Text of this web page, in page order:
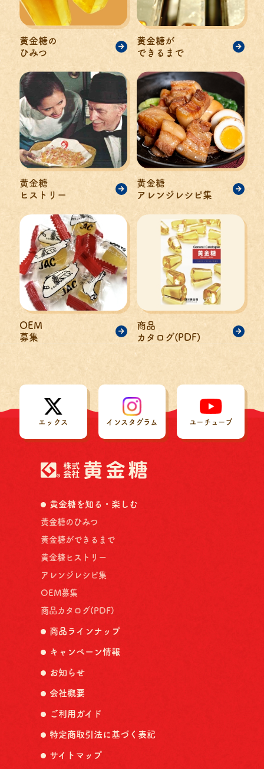
黄金糖の
ひみつ
黄金糖が
できるまで
黄金糖
ヒストリー
黄金糖
アレンジレシピ集
OEM
募集
商品
カタログ(PDF)
エックス インスタグラム ユーチューブ
黄金糖を知る・楽しむ
黄金糖のひみつ
黄金糖ができるまで
黄金糖ヒストリー
アレンジレシピ集
OEM募集
商品カタログ(PDF)
商品ラインナップ
キャンペーン情報
お知らせ
会社概要
ご利用ガイド
特定商取引法に基づく表記
サイトマップ